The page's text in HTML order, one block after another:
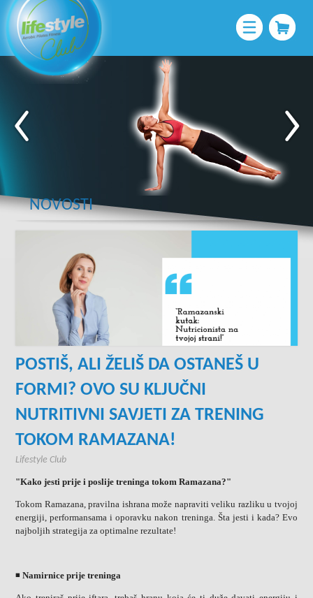
NOVOSTI
POSTIŠ, ALI ŽELIŠ DA OSTANEŠ U
FORMI? OVO SU KLJUČNI
NUTRITIVNI SAVJETI ZA TRENING
TOKOM RAMAZANA!
Lifestyle Club
"Kako jesti prije i poslije treninga tokom Ramazana?"
Tokom Ramazana, pravilna ishrana može napraviti veliku razliku u tvojoj
energiji, performansama i oporavku nakon treninga. Šta jesti i kada? Evo
najboljih strategija za optimalne rezultate!
◾Namirnice prije treninga